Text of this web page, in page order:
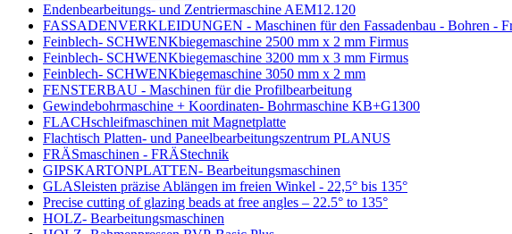
Endenbearbeitungs- und Zentriermaschine AEM12.120
FASSADENVERKLEIDUNGEN - Maschinen für den Fassadenbau - Bohren -
Feinblech- SCHWENKbiegemaschine 2500 mm x 2 mm Firmus
Feinblech- SCHWENKbiegemaschine 3200 mm x 3 mm Firmus
Feinblech- SCHWENKbiegemaschine 3050 mm x 2 mm
FENSTERBAU - Maschinen für die Profilbearbeitung
Gewindebohrmaschine + Koordinaten- Bohrmaschine KB+G1300
FLACHschleifmaschinen mit Magnetplatte
Flachtisch Platten- und Paneelbearbeitungszentrum PLANUS
FRÄSmaschinen - FRÄStechnik
GIPSKARTONPLATTEN- Bearbeitungsmaschinen
GLASleisten präzise Ablängen im freien Winkel - 22,5° bis 135°
Precise cutting of glazing beads at free angles – 22.5° to 135°
HOLZ- Bearbeitungsmaschinen